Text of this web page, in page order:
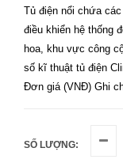
Tủ điện nổi chứa
điều khiển hệ thống
hoa, khu vực công
số kĩ thuật tủ điện
Đơn giá (VNĐ) Ghi
SỐ LƯỢNG: